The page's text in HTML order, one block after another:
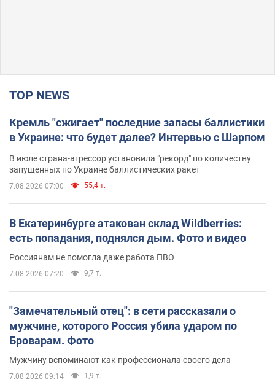
TOP NEWS
Кремль "сжигает" последние запасы баллистики
в Украине: что будет далее? Интервью с Шарпом
В июле страна-агрессор установила "рекорд" по количеству
запущенных по Украине баллистических ракет
7.08.2026 07:00 55,4 т.
В Екатеринбурге атакован склад Wildberries:
есть попадания, поднялся дым. Фото и видео
Россиянам не помогла даже работа ПВО
7.08.2026 07:20 9,7 т.
"Замечательный отец": в сети рассказали о
мужчине, которого Россия убила ударом по
Броварам. Фото
Мужчину вспоминают как профессионала своего дела
7.08.2026 09:14 1,9 т.